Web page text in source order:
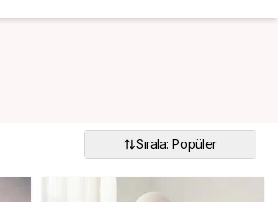
Sırala: Popüler